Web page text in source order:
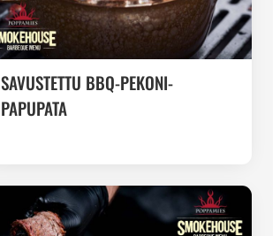
SAVUSTETTU BBQ-PEKONI-
PAPUPATA